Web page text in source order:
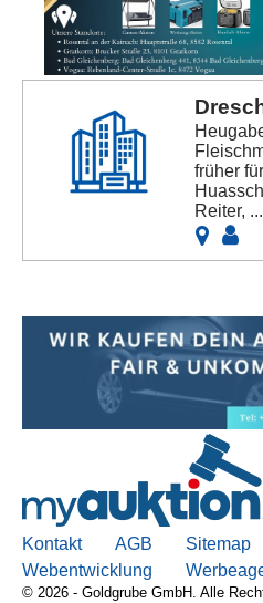
früher
Reiter, ...
Kontakt AGB Sitemap
Webentwicklung
© 2026 - Goldgrube GmbH. Alle